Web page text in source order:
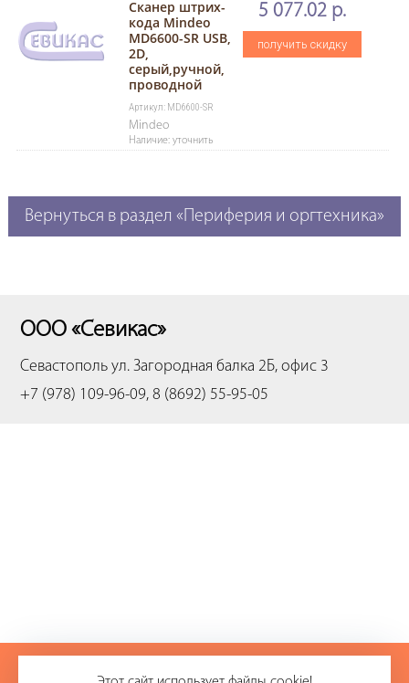
Сканер штрих-
кода Mindeo
MD6600-SR USB,
2D,
серый,ручной,
проводной
Артикул: MD6600-SR
Mindeo
Наличие: уточнить
5 077.02 р.
получить скидку
Вернуться в раздел «Периферия и оргтехника»
ООО «Севикас»
Севастополь ул. Загородная балка 2Б, офис 3
+7 (978) 109-96-09, 8 (8692) 55-95-05
+7 (978) 109-96-09